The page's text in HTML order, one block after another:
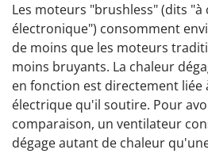
Les moteurs "brushless" (dits
électronique") consomment
de moins que les moteurs
moins bruyants. La chaleur
en fonction est directement liée
électrique qu'il soutire. Pour
comparaison, un ventilateur
dégage autant de chaleur